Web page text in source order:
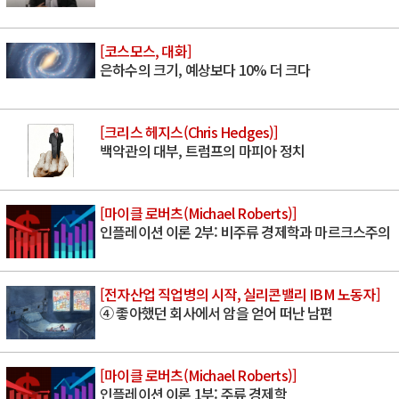
[코스모스, 대화]
은하수의 크기, 예상보다 10% 더 크다
[크리스 헤지스(Chris Hedges)]
백악관의 대부, 트럼프의 마피아 정치
[마이클 로버츠(Michael Roberts)]
인플레이션 이론 2부: 비주류 경제학과 마르크스주의
[전자산업 직업병의 시작, 실리콘밸리 IBM 노동자]
④ 좋아했던 회사에서 암을 얻어 떠난 남편
[마이클 로버츠(Michael Roberts)]
인플레이션 이론 1부: 주류 경제학